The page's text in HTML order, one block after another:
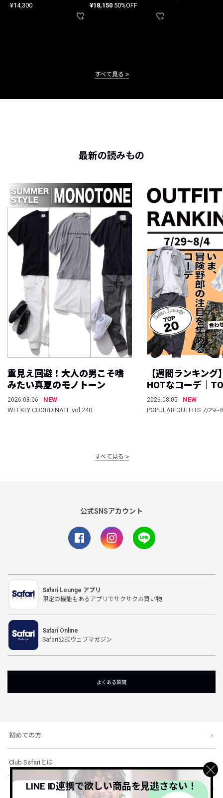
¥14,300 ¥18,150 50%OFF
すべて見る
最新の読みもの
重見え回避！大人の男こそ嗜
みたい真夏のモノトーン
2026.08.06
NEW
WEEKLY COORDINATE vol.240
【週間ランキング
HOTなコーデ｜
2026.08.05
NEW
POPULAR OUTFITS 7/
すべて見る
公式SNSアカウント
Safari Lounge アプリ
限定の機能もあるアプリでサクサクお買い物
Safari Online
Safari公式ウェブマガジン
よくある質問
初めての方
Club Safariとは
ショッピングガイド
LINE ID連携で欲しい商品を見逃さない！